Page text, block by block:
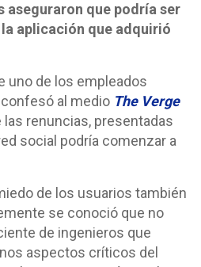
aseguraron que podría ser
aplicación que adquirió
uno de los empleados
al medio The Verge
renuncias, presentadas
social podría comenzar a
de los usuarios también
se conoció que no
de ingenieros que
aspectos críticos del